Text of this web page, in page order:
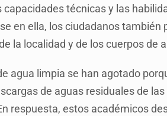
técnicas y las
en ella, los ciudadanos también
la localidad y de los cuerpos de
agua limpia se han agotado
de aguas residuales de
respuesta, estos académicos